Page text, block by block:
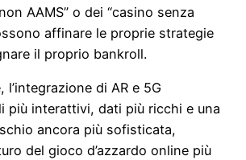
AAMS” o dei “casino senza
affinare le proprie strategie
il proprio bankroll.
l’integrazione di AR e 5G
più interattivi, dati più ricchi e una
ancora più sofisticata,
del gioco d’azzardo online più